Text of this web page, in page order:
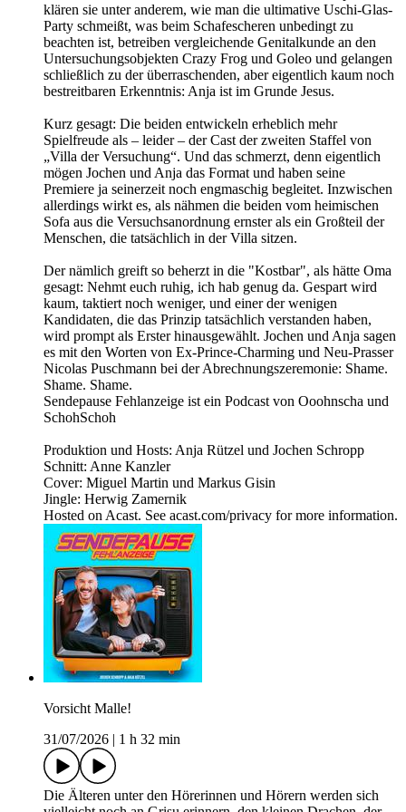
klären sie unter anderem, wie man die ultimative Uschi-Glas-
Party schmeißt, was beim Schafescheren unbedingt zu
beachten ist, betreiben vergleichende Genitalkunde an den
Untersuchungsobjekten Crazy Frog und Goleo und gelangen
schließlich zu der überraschenden, aber eigentlich kaum noch
bestreitbaren Erkenntnis: Anja ist im Grunde Jesus.
Kurz gesagt: Die beiden entwickeln erheblich mehr
Spielfreude als – leider – der Cast der zweiten Staffel von
„Villa der Versuchung“. Und das schmerzt, denn eigentlich
mögen Jochen und Anja das Format und haben seine
Premiere ja seinerzeit noch engmaschig begleitet. Inzwischen
allerdings wirkt es, als nähmen die beiden vom heimischen
Sofa aus die Versuchsanordnung ernster als ein Großteil der
Menschen, die tatsächlich in der Villa sitzen.
Der nämlich greift so beherzt in die "Kostbar", als hätte Oma
gesagt: Nehmt euch ruhig, ich hab genug da. Gespart wird
kaum, taktiert noch weniger, und einer der wenigen
Kandidaten, die das Prinzip tatsächlich verstanden haben,
wird prompt als Erster hinausgewählt. Jochen und Anja sagen
es mit den Worten von Ex-Prince-Charming und Neu-Prasser
Nicolas Puschmann bei der Abrechnungszeremonie: Shame.
Shame. Shame.
Sendepause Fehlanzeige ist ein Podcast von Ooohnscha und
SchohSchoh
Produktion und Hosts: Anja Rützel und Jochen Schropp
Schnitt: Anne Kanzler
Cover: Miguel Martin und Markus Gisin
Jingle: Herwig Zamernik
Hosted on Acast. See acast.com/privacy for more information.
Vorsicht Malle!
31/07/2026
1 h 32 min
Die Älteren unter den Hörerinnen und Hörern werden sich